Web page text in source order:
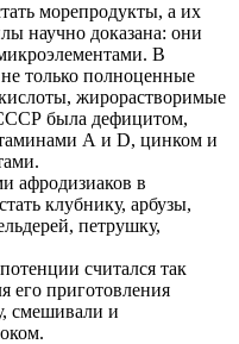
морепродукты, а их
научно доказана: они
В
только полноценные
жирорастворимые
была дефицитом,
А и D, цинком и
афродизиаков в
клубнику, арбузы,
петрушку,
считался так
его приготовления
смешивали и